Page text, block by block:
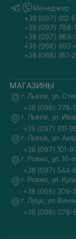
Менеджер
+38 (097) 612-
+38 (097) 788-
+38 (097) 983-
+38 (068) 693-
+38 (068) 951-
МАГАЗИНЫ
г. Львов, ул.
+38 (098) 778-
г. Львов, ул.
+38 (097) 611-
г. Львов, ул.
+38 (097) 101-
г. Ровно, ул. 16-
+38 (097) 544-
г. Ровно, ул.
+38 (068) 209-
г. Луцк, ул.
+38 (098) 076-